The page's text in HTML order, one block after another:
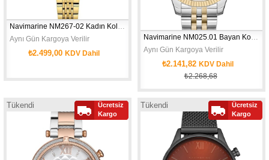
Aynı Gün Kargoya Verilir
KASA ÇAPI: 26 MM - CİNSİYET: WOMAN - SU GEÇİRMEZLİK: 3 ATM - MOV'T:
₺2.499,00 KDV Dahil
Aynı Gün Kargoya Verilir
₺2.141,82 KDV Dahil
₺2.268,68
Tükendi
Ücretsiz
Kargo
Tükendi
Ücretsiz
Kargo